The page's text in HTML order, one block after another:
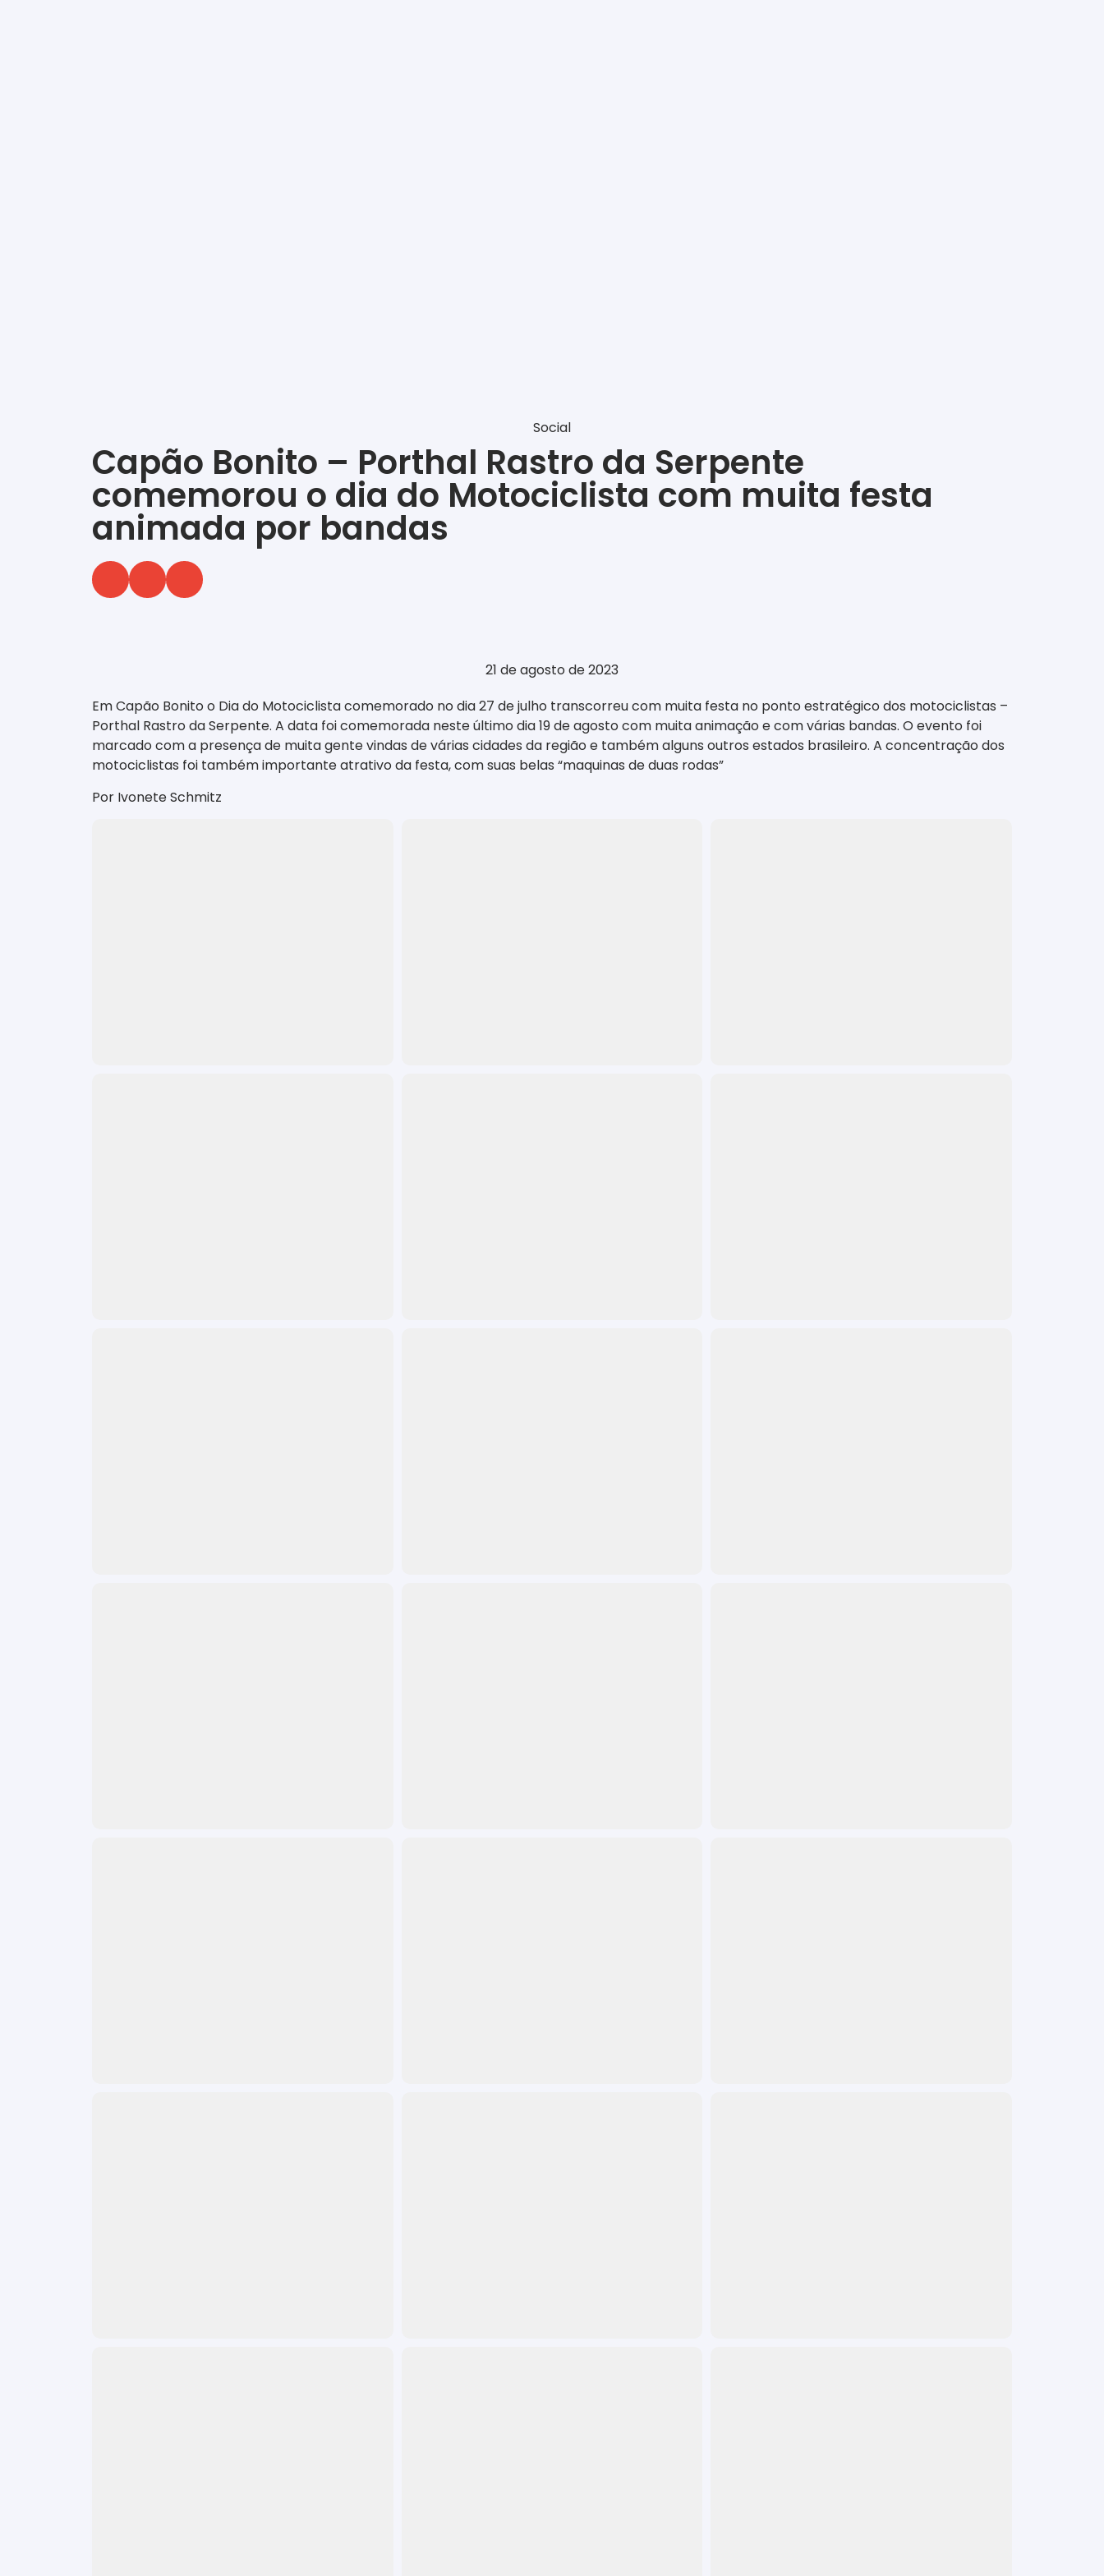
Social
Capão Bonito – Porthal Rastro da Serpente
comemorou o dia do Motociclista com muita festa
animada por bandas
21 de agosto de 2023
Em Capão Bonito o Dia do Motociclista comemorado no dia 27 de julho transcorreu com muita festa no ponto estratégico dos motociclistas –
Porthal Rastro da Serpente. A data foi comemorada neste último dia 19 de agosto com muita animação e com várias bandas. O evento foi
marcado com a presença de muita gente vindas de várias cidades da região e também alguns outros estados brasileiro. A concentração dos
motociclistas foi também importante atrativo da festa, com suas belas “maquinas de duas rodas”
Por Ivonete Schmitz